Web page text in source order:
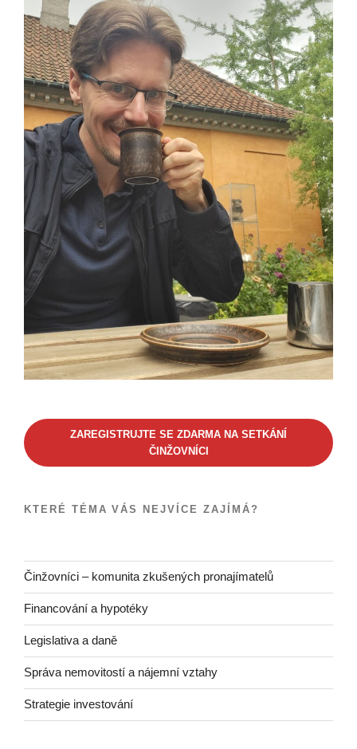
ZAREGISTRUJTE SE ZDARMA NA SETKÁNÍ
ČINŽOVNÍCI
KTERÉ TÉMA VÁS NEJVÍCE ZAJÍMÁ?
Činžovníci – komunita zkušených pronajímatelů
Financování a hypotéky
Legislativa a daně
Správa nemovitostí a nájemní vztahy
Strategie investování